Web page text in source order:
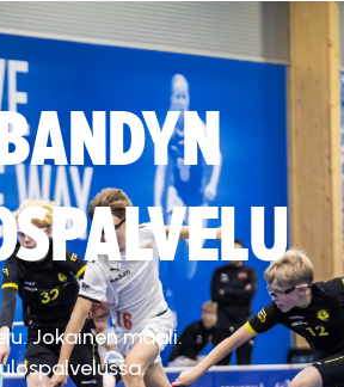
Jokainen maali.